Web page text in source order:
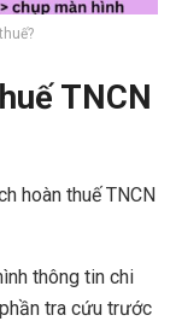
TNCN
hoàn thuế TNCN
thông tin chi
tra cứu trước